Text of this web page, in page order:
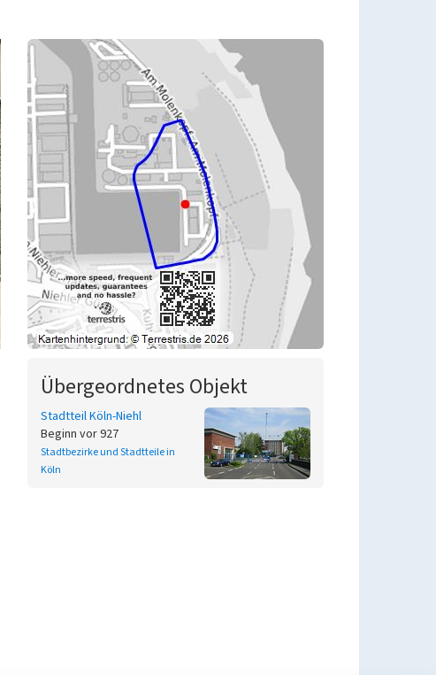
Übergeordnetes Objekt
Stadtteil Köln-Niehl
Beginn vor 927
Stadtbezirke und Stadtteile in
Köln